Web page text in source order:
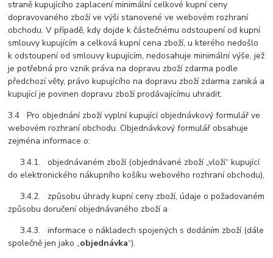
straně kupujícího zaplacení minimální celkové kupní ceny
dopravovaného zboží ve výši stanovené ve webovém rozhraní
obchodu. V případě, kdy dojde k částečnému odstoupení od kupní
smlouvy kupujícím a celková kupní cena zboží, u kterého nedošlo
k odstoupení od smlouvy kupujícím, nedosahuje minimální výše, jež
je potřebná pro vznik práva na dopravu zboží zdarma podle
předchozí věty, právo kupujícího na dopravu zboží zdarma zaniká a
kupující je povinen dopravu zboží prodávajícímu uhradit.
3.4 Pro objednání zboží vyplní kupující objednávkový formulář ve
webovém rozhraní obchodu. Objednávkový formulář obsahuje
zejména informace o:
3.4.1. objednávaném zboží (objednávané zboží „vloží“ kupující
do elektronického nákupního košíku webového rozhraní obchodu),
3.4.2. způsobu úhrady kupní ceny zboží, údaje o požadovaném
způsobu doručení objednávaného zboží a
3.4.3. informace o nákladech spojených s dodáním zboží (dále
společně jen jako „objednávka“).